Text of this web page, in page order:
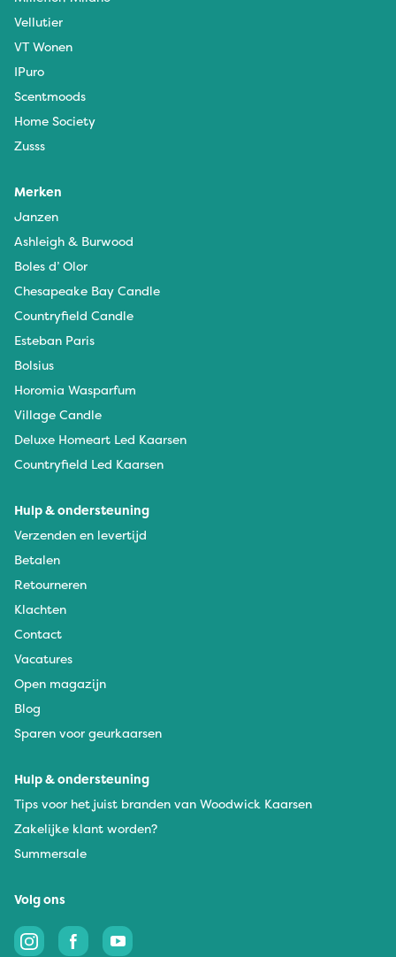
Vellutier
VT Wonen
IPuro
Scentmoods
Home Society
Zusss
Merken
Janzen
Ashleigh & Burwood
Boles d’ Olor
Chesapeake Bay Candle
Countryfield Candle
Esteban Paris
Bolsius
Horomia Wasparfum
Village Candle
Deluxe Homeart Led Kaarsen
Countryfield Led Kaarsen
Hulp & ondersteuning
Verzenden en levertijd
Betalen
Retourneren
Klachten
Contact
Vacatures
Open magazijn
Blog
Sparen voor geurkaarsen
Hulp & ondersteuning
Tips voor het juist branden van Woodwick Kaarsen
Zakelijke klant worden?
Summersale
Volg ons